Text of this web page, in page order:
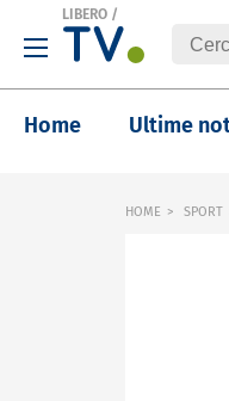
LIBERO /
Home Ultime
HOME SPORT